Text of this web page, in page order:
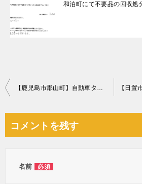
和泊町にて不要品の回収
投
ビ
【鹿児島市郡山町】自動車タイヤ、ホイールの回収・処分ご依頼
コメントを残す
名前 必須